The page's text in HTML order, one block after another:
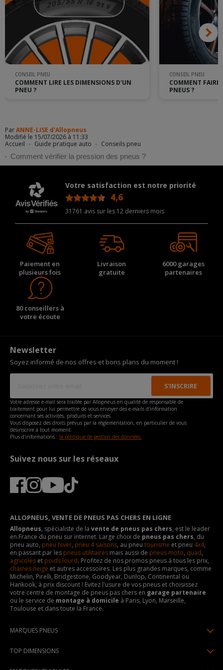
Accueil Guide pratique auto Conseils pneu
Comment vérifier la pression des pneus ?
pression de vos pneus à froid pour être certain d'ajuster à
la bonne pression.
CONSEIL PNEU
COMMENT LIRE LES DIMENSIONS D'UN
PNEU ?
CONSEIL PNEU
COMMENT FAIRE
PNEUS ?
ParANNE-LISE d'Allopneus
Modifié le 15/07/2026 à 11:33
Votre satisfaction est notre priorité
4,6
31761 avis sur les 12 derniers mois
Paiement en
plusieurs fois
Livraison
gratuite
6000 garages
partenaires
80 conseillers à
votre écoute
Newsletter
Soyez informé de nos offres et bons plans du moment !
Votre adresse e-mail sera traitée par Allopneus en qualité de responsable de
traitement pour lui permettre de vous envoyer des e-mails d'information
concernant ses activités, produits et services.
Vous disposez des droits prévus par la règlementation, en particulier de vous
désinscrire à tout moment.
Plus d'informations : la politique de gestion des données.
Suivez nous sur les réseaux
ALLOPNEUS, VENTE DE PNEUS PAS CHERS EN LIGNE
Allopneus, spécialiste de la vente de pneus pas chers, est le leader
en France du pneu sur internet. Large choix de pneus pas chers, du
pneu auto, pneu hiver, pneu 4 saisons, au pneu tourisme et pneu 4x4,
en passant par les pneus utilitaires mais aussi de pneus moto, quad,
agricoles et poids lourd. Profitez de nos promos pneus à tous les prix,
chaines neige et autres accessoires. Les plus grandes marques, comme
Michelin, Pirelli, Bridgestone, Goodyear, Dunlop, Continental ou
Hankook, à prix discount ! Evitez l'usure de vos pneus et choisissez
votre centre de montage de pneus pas chers en garage partenaire
ou le service de montage à domicile à Paris, Lyon, Marseille,
Toulouse et dans toute la France.
MARQUES PNEUS
TOP DIMENSIONS